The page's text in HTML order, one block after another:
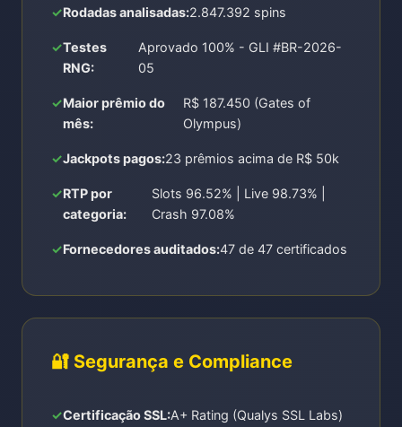
Rodadas analisadas:2.847.392 spins
Testes
RNG:
Aprovado 100% - GLI #BR-2026-
05
Maior prêmio do
mês:
R$ 187.450 (Gates of
Olympus)
Jackpots pagos:23 prêmios acima de R$ 50k
RTP por
categoria:
Slots 96.52% | Live 98.73% |
Crash 97.08%
Fornecedores auditados:47 de 47 certificados
🔐 Segurança e Compliance
Certificação SSL:A+ Rating (Qualys SSL Labs)